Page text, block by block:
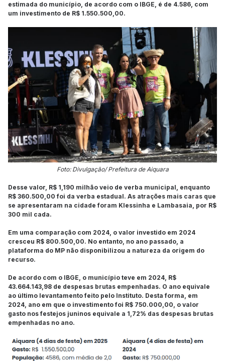
estimada do município, de acordo com o IBGE, é de 4.586, com
um investimento de R$ 1.550.500,00.
Foto: Divulgação/ Prefeitura de Aiquara
Desse valor, R$ 1,190 milhão veio de verba municipal, enquanto
R$ 360.500,00 foi da verba estadual. As atrações mais caras que
se apresentaram na cidade foram Klessinha e Lambasaia, por R$
300 mil cada.
Em uma comparação com 2024, o valor investido em 2024
cresceu R$ 800.500,00. No entanto, no ano passado, a
plataforma do MP não disponibilizou a natureza da origem do
recurso.
De acordo com o IBGE, o município teve em 2024, R$
43.664.143,98 de despesas brutas empenhadas. O ano equivale
ao último levantamento feito pelo Instituto. Desta forma, em
2024, ano em que o investimento foi R$ 750.000,00, o valor
gasto nos festejos juninos equivale a 1,72% das despesas brutas
empenhadas no ano.